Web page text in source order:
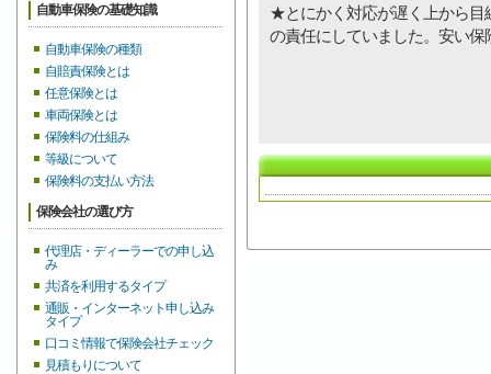
自動車保険の基礎知識
自動車保険の種類
自賠責保険とは
任意保険とは
車両保険とは
保険料の仕組み
等級について
保険料の支払い方法
保険会社の選び方
代理店・ディーラーでの申し込
み
共済を利用するタイプ
通販・インターネット申し込み
タイプ
口コミ情報で保険会社チェック
見積もりについて
★とにかく対応が遅く上から目
の責任にしていました。安い保